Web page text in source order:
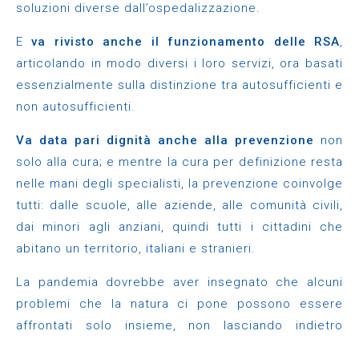
soluzioni diverse dall’ospedalizzazione.
Eva rivisto anche il funzionamento delle RSA,
articolando in modo diversi i loro servizi, ora basati
essenzialmente sulla distinzione tra autosufficienti e
non autosufficienti.
Va data pari dignità anche alla prevenzione
non
solo alla cura; e mentre la cura per definizione resta
nelle mani degli specialisti, la prevenzione coinvolge
tutti: dalle scuole, alle aziende, alle comunità civili,
dai minori agli anziani, quindi tutti i cittadini che
abitano un territorio, italiani e stranieri.
La pandemia dovrebbe aver insegnato che alcuni
problemi che la natura ci pone possono essere
affrontati solo insieme, non lasciando indietro